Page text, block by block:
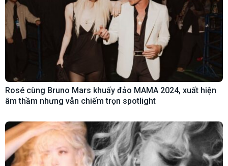
Rosé cùng Bruno Mars khuấy đảo MAMA 2024, xuất hiện
âm thầm nhưng vẫn chiếm trọn spotlight